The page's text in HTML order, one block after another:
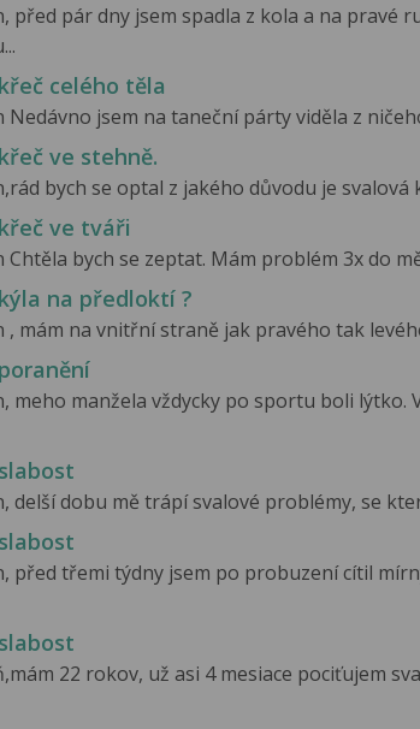
před pár dny jsem spadla z kola a na pravé
celého těla
Nedávno jsem na taneční párty viděla z
ve stehně.
bych se optal z jakého důvodu je svalová
ve tváři
Chtěla bych se zeptat. Mám problém 3x do
na předloktí ?
, mám na vnitřní straně jak pravého tak
meho manžela vždycky po sportu boli lýtko.
delší dobu mě trápí svalové problémy, se
před třemi týdny jsem po probuzení cítil
22 rokov, už asi 4 mesiace pociťujem